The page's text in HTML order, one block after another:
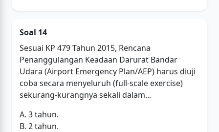
Soal 14
Sesuai KP 479 Tahun 2015, Rencana
Penanggulangan Keadaan Darurat Bandar
Udara (Airport Emergency Plan/AEP) harus diuji
coba secara menyeluruh (full-scale exercise)
sekurang-kurangnya sekali dalam...
A. 3 tahun.
B. 2 tahun.